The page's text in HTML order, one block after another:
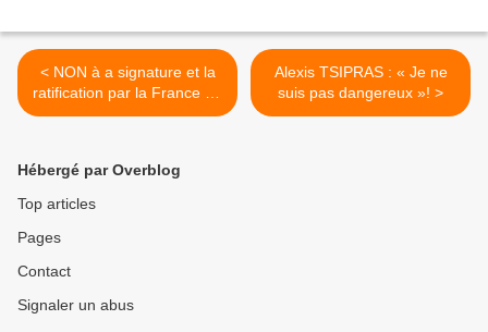
< NON à a signature et la
ratification par la France du
traité « d'association »
l'Ukraine!
Alexis TSIPRAS : « Je ne
suis pas dangereux »! >
Hébergé par Overblog
Top articles
Pages
Contact
Signaler un abus